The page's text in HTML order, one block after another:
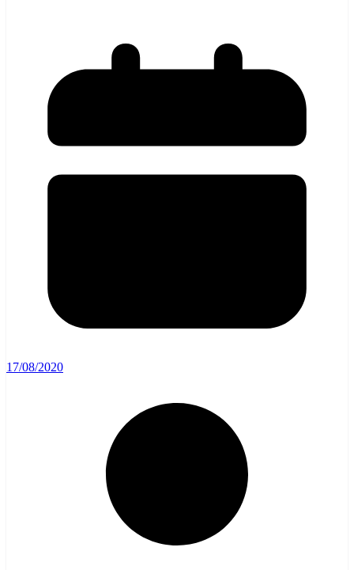
17/08/2020